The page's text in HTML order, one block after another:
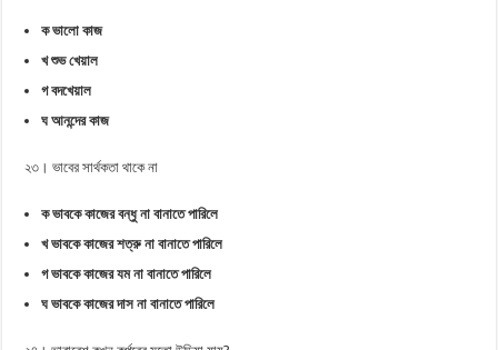
ক ভালো কাজ
খ শুভ খেয়াল
গ বদখেয়াল
ঘ আনন্দের কাজ
২৩। ভাবের সার্থকতা থাকে না
ক ভাবকে কাজের বন্ধু না বানাতে পারিলে
খ ভাবকে কাজের শত্রু না বানাতে পারিলে
গ ভাবকে কাজের যম না বানাতে পারিলে
ঘ ভাবকে কাজের দাস না বানাতে পারিলে